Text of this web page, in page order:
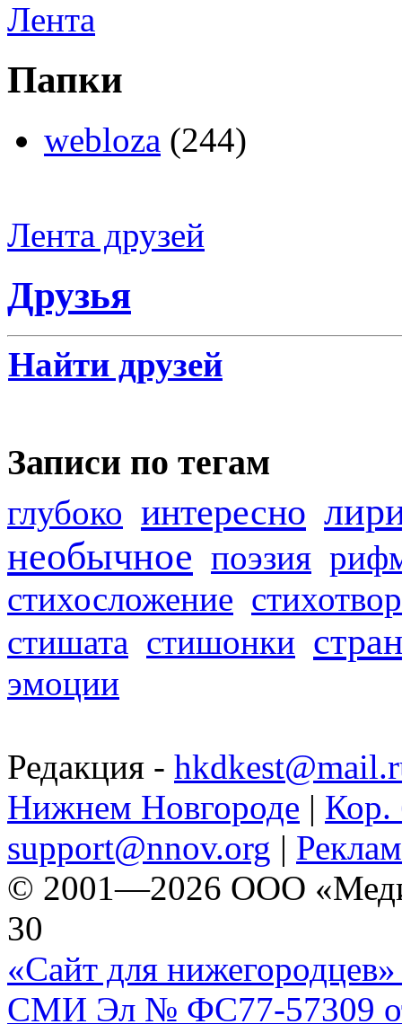
Лента
Папки
webloza (244)
Лента друзей
Друзья
Найти друзей
Записи по тегам
глубоко интересно
необычное поэзия
стихосложение
стишата стишонки
эмоции
Редакция -
Нижнем Новгороде | Кор.
support@nnov.org |
© 2001—2026 ООО
30
«Сайт для нижегородцев»
СМИ Эл № ФС77-57309